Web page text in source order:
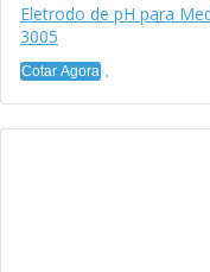
Eletrodo de pH para
3005
Cotar Agora